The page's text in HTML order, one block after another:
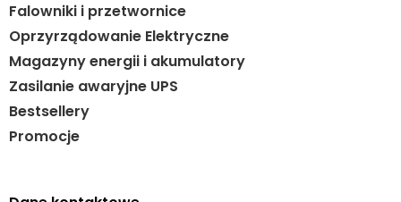
Falowniki i przetwornice
Oprzyrządowanie Elektryczne
Magazyny energii i akumulatory
Zasilanie awaryjne UPS
Bestsellery
Promocje